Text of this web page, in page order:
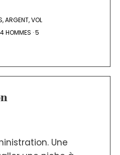
,ARGENT,VOL
HOMMES ·5
Une